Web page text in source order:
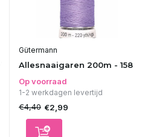
Gütermann
Allesnaaigaren 200m - 158
Op voorraad
1-2 werkdagen levertijd
€4,40 €2,99